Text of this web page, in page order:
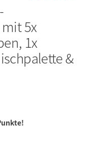
5x
1x
&